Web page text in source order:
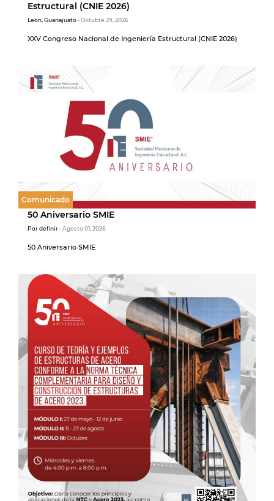
Estructural (CNIE 2026)
León, Guanajuato- Octubre 29, 2026
XXV Congreso Nacional de Ingeniería Estructural (CNIE 2026)
Comunicado
50 Aniversario SMIE
Por definir- Agosto 01, 2026
50 Aniversario SMIE